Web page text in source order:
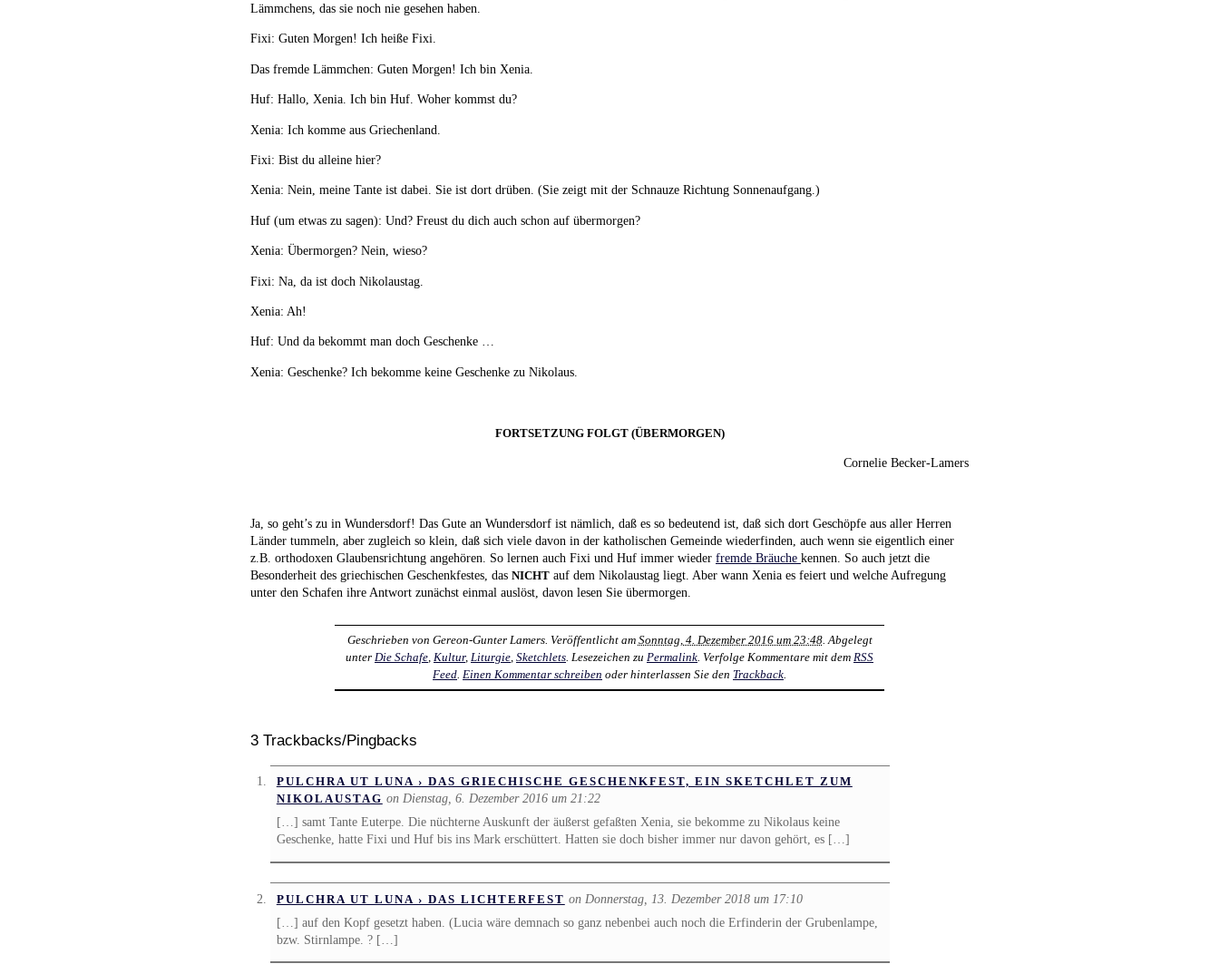
Lämmchens, das sie noch nie gesehen haben.
Fixi: Guten Morgen! Ich heiße Fixi.
Das fremde Lämmchen: Guten Morgen! Ich bin Xenia.
Huf: Hallo, Xenia. Ich bin Huf. Woher kommst du?
Xenia: Ich komme aus Griechenland.
Fixi: Bist du alleine hier?
Xenia: Nein, meine Tante ist dabei. Sie ist dort drüben. (Sie zeigt mit der Schnauze Richtung Sonnenaufgang.)
Huf (um etwas zu sagen): Und? Freust du dich auch schon auf übermorgen?
Xenia: Übermorgen? Nein, wieso?
Fixi: Na, da ist doch Nikolaustag.
Xenia: Ah!
Huf: Und da bekommt man doch Geschenke …
Xenia: Geschenke? Ich bekomme keine Geschenke zu Nikolaus.
FORTSETZUNG FOLGT (ÜBERMORGEN)
Cornelie Becker-Lamers
Ja, so geht’s zu in Wundersdorf! Das Gute an Wundersdorf ist nämlich, daß es so bedeutend ist, daß sich dort Geschöpfe aus aller Herren
Länder tummeln, aber zugleich so klein, daß sich viele davon in der katholischen Gemeinde wiederfinden, auch wenn sie eigentlich einer
z.B. orthodoxen Glaubensrichtung angehören. So lernen auch Fixi und Huf immer wieder fremde Bräuche kennen. So auch jetzt die
Besonderheit des griechischen Geschenkfestes, das NICHT auf dem Nikolaustag liegt. Aber wann Xenia es feiert und welche Aufregung
unter den Schafen ihre Antwort zunächst einmal auslöst, davon lesen Sie übermorgen.
Geschrieben von Gereon-Gunter Lamers. Veröffentlicht am Sonntag, 4. Dezember 2016 um 23:48. Abgelegt
unter Die Schafe, Kultur, Liturgie, Sketchlets. Lesezeichen zu Permalink. Verfolge Kommentare mit dem RSS
Feed. Einen Kommentar schreiben oder hinterlassen Sie den Trackback.
3 Trackbacks/Pingbacks
PULCHRA UT LUNA › DAS GRIECHISCHE GESCHENKFEST, EIN SKETCHLET ZUM
NIKOLAUSTAG on Dienstag, 6. Dezember 2016 um 21:22
[…] samt Tante Euterpe. Die nüchterne Auskunft der äußerst gefaßten Xenia, sie bekomme zu Nikolaus keine
Geschenke, hatte Fixi und Huf bis ins Mark erschüttert. Hatten sie doch bisher immer nur davon gehört, es […]
PULCHRA UT LUNA › DAS LICHTERFEST on Donnerstag, 13. Dezember 2018 um 17:10
[…] auf den Kopf gesetzt haben. (Lucia wäre demnach so ganz nebenbei auch noch die Erfinderin der Grubenlampe,
bzw. Stirnlampe. ? […]